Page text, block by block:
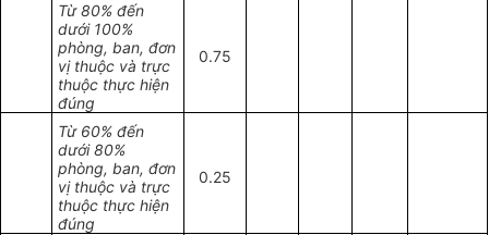
Từ 80% đến
dưới 100%
phòng, ban, đơn
vị thuộc và trực
thuộc thực hiện
đúng
0.75
Từ 60% đến
dưới 80%
phòng, ban, đơn
vị thuộc và trực
thuộc thực hiện
đúng
0.25